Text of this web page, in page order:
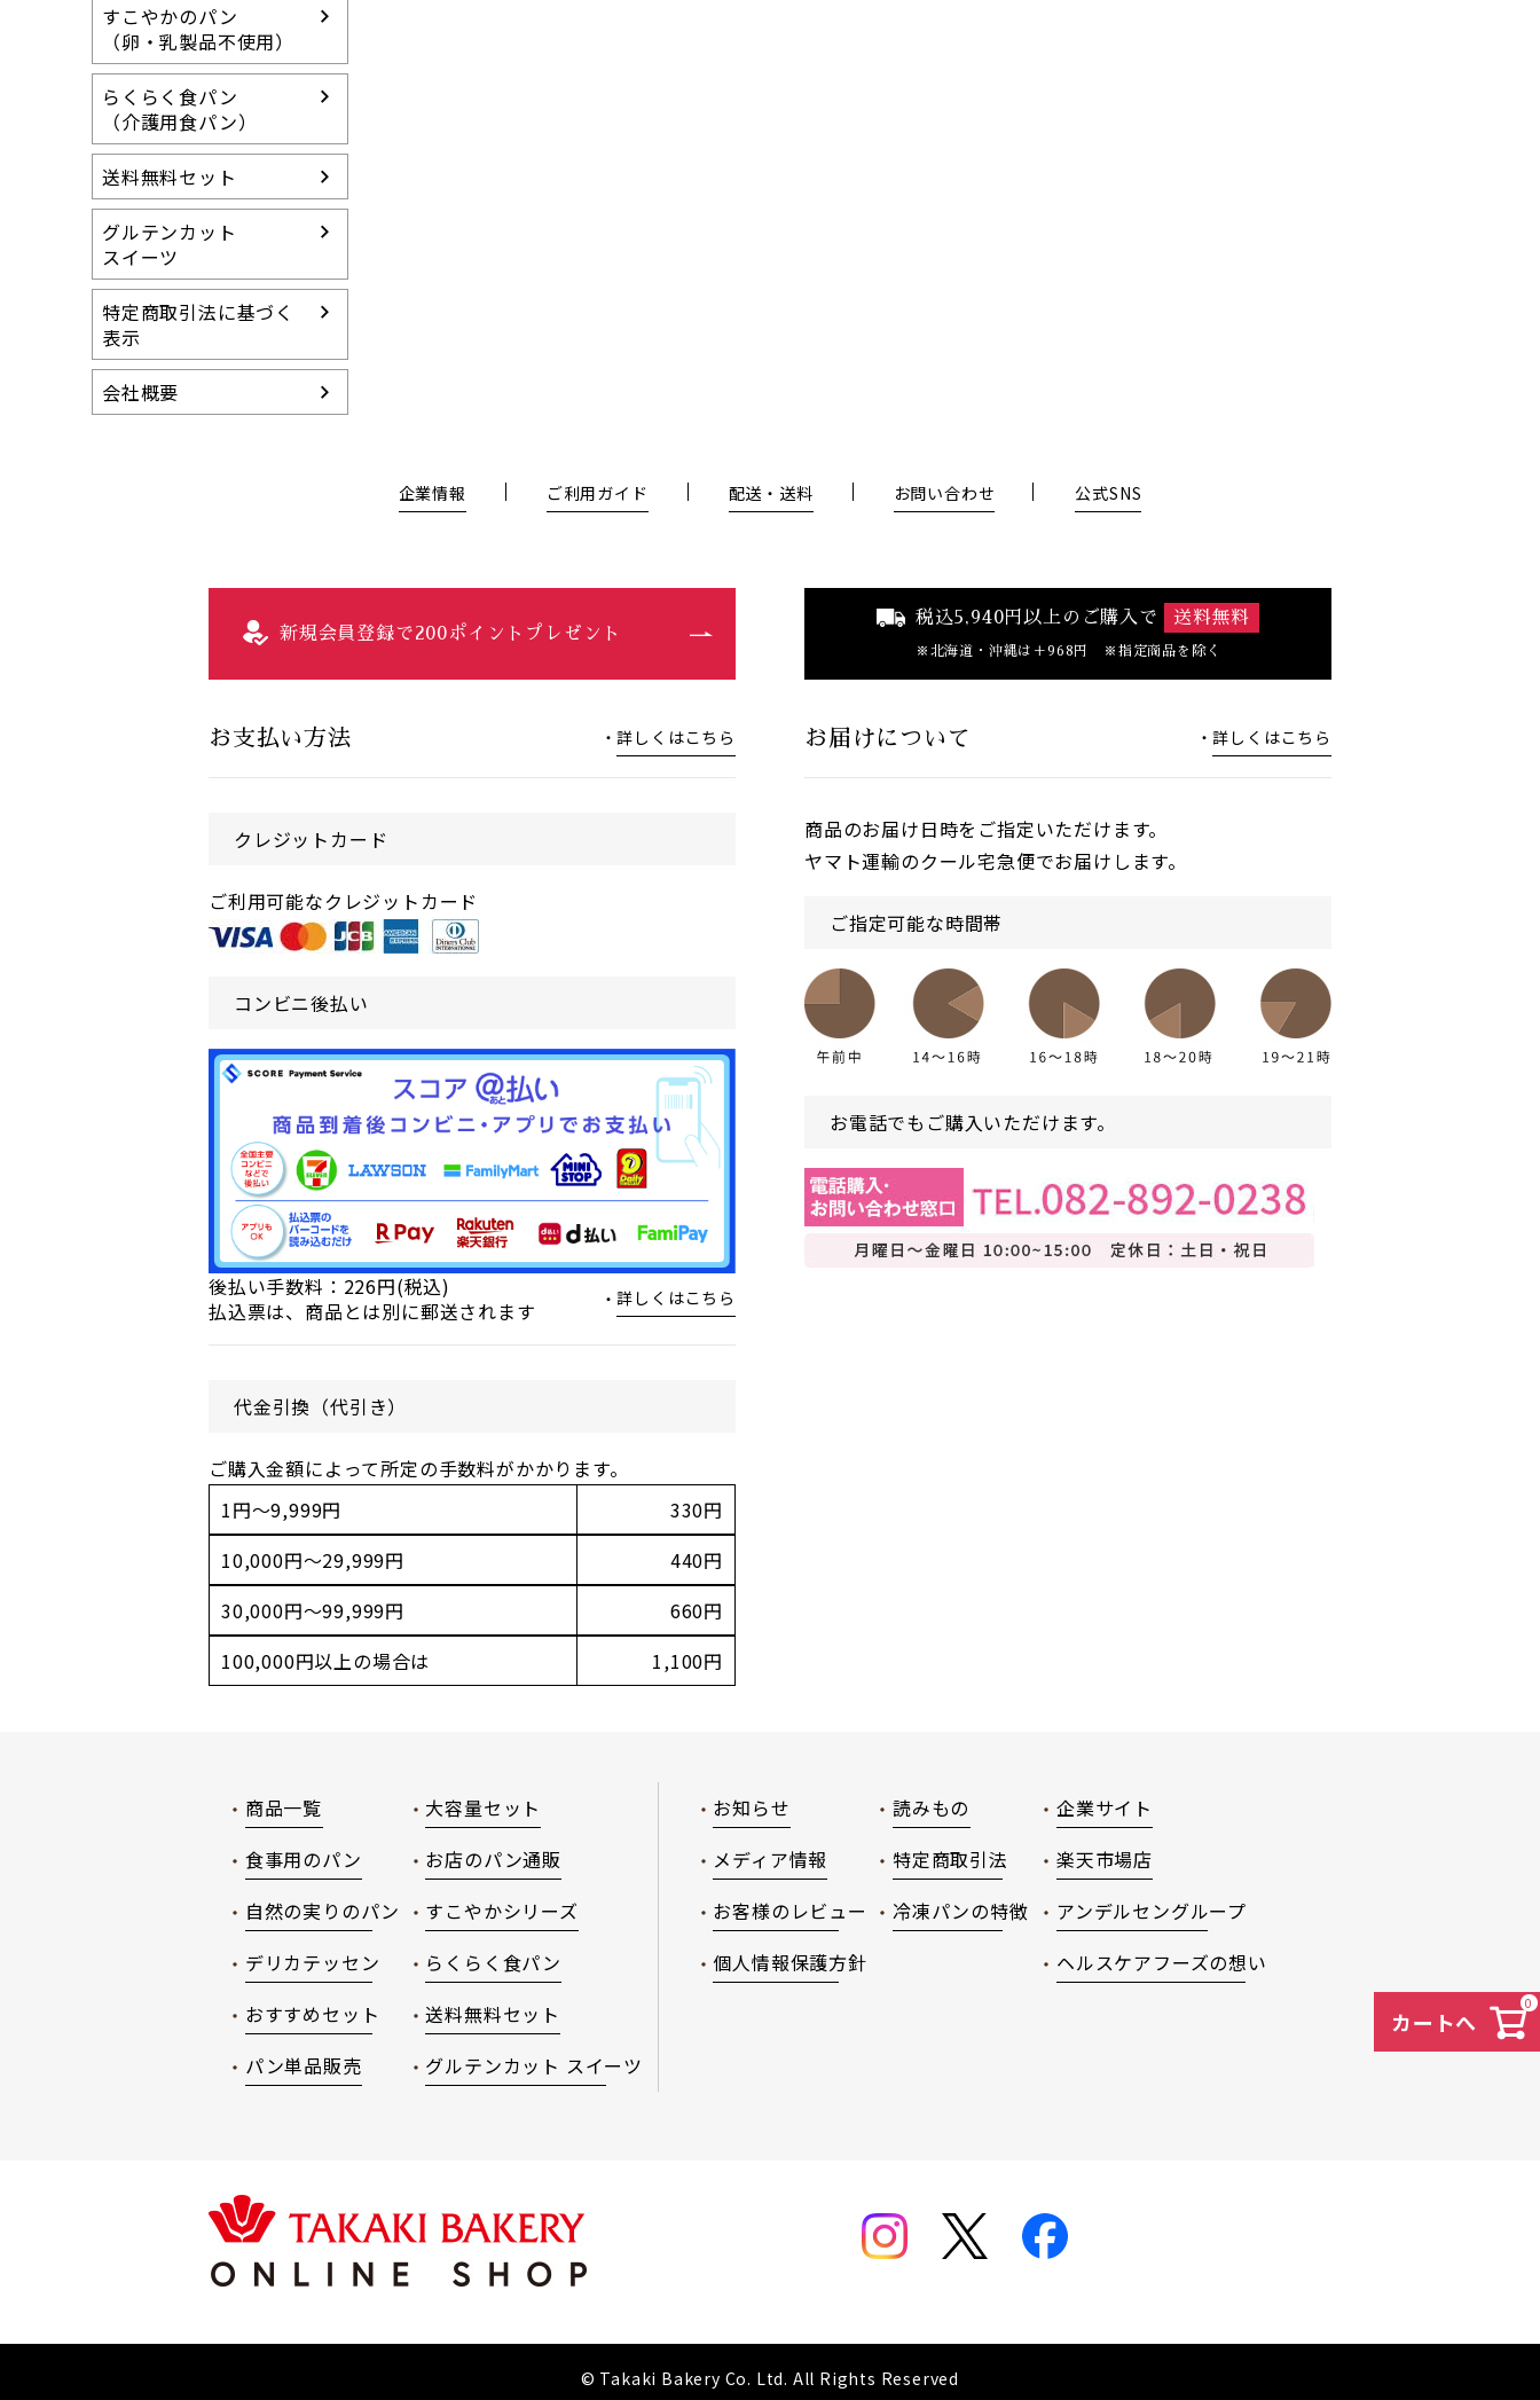
すこやかのパン
（卵・乳製品不使用）
らくらく食パン
（介護用食パン）
送料無料セット
グルテンカット
スイーツ
特定商取引法に基づく
表示
会社概要
カートへ
0
企業情報 ご利用ガイド 配送・送料 お問い合わせ 公式SNS
新規会員登録で200ポイントプレゼント
税込5,940円以上のご購入で 送料無料
北海道・沖縄は＋968円 ※指定商品を除く
お支払い方法 詳しくはこちら お届けについて 詳しくはこちら
クレジットカード
ご利用可能なクレジットカード
商品のお届け日時をご指定いただけます。
ヤマト運輸のクール宅急便でお届けします。
ご指定可能な時間帯
お電話でもご購入いただけます。
コンビニ後払い
後払い手数料：226円(税込)
払込票は、商品とは別に郵送されます
詳しくはこちら
代金引換（代引き）
ご購入金額によって所定の手数料がかかります。
1円～9,999円
330円
10,000円～29,999円
440円
30,000円～99,999円
660円
100,000円以上の場合は
1,100円
商品一覧
食事用のパン
自然の実りのパン
デリカテッセン
おすすめセット
パン単品販売
大容量セット
お店のパン通販
すこやかシリーズ
らくらく食パン
送料無料セット
グルテンカット スイーツ
お知らせ
メディア情報
お客様のレビュー
個人情報保護方針
読みもの
特定商取引法
冷凍パンの特徴
企業サイト
楽天市場店
アンデルセングループ
ヘルスケアフーズの想い
© Takaki Bakery Co. Ltd. All Rights Reserved